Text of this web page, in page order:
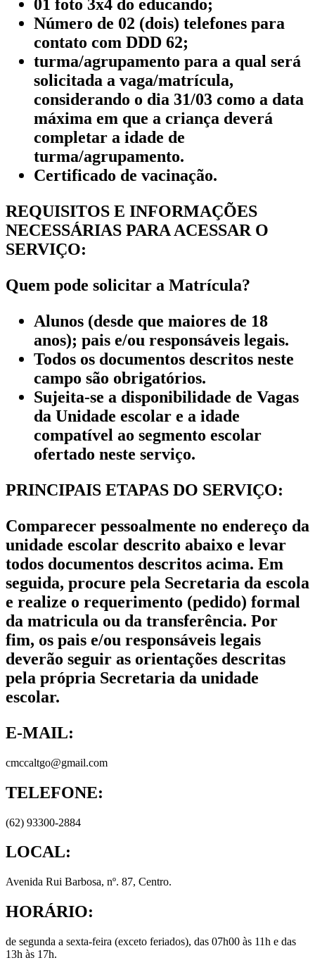
01 foto 3x4 do educando;
Número de 02 (dois) telefones para
contato com DDD 62;
turma/agrupamento para a qual será
solicitada a vaga/matrícula,
considerando o dia 31/03 como a data
máxima em que a criança deverá
completar a idade de
turma/agrupamento.
Certificado de vacinação.
REQUISITOS E INFORMAÇÕES
NECESSÁRIAS PARA ACESSAR O
SERVIÇO:
Quem pode solicitar a Matrícula?
Alunos (desde que maiores de 18
anos); pais e/ou responsáveis legais.
Todos os documentos descritos neste
campo são obrigatórios.
Sujeita-se a disponibilidade de Vagas
da Unidade escolar e a idade
compatível ao segmento escolar
ofertado neste serviço.
PRINCIPAIS ETAPAS DO SERVIÇO:
Comparecer pessoalmente no endereço da
unidade escolar descrito abaixo e levar
todos documentos descritos acima. Em
seguida, procure pela Secretaria da escola
e realize o requerimento (pedido) formal
da matricula ou da transferência. Por
fim, os pais e/ou responsáveis legais
deverão seguir as orientações descritas
pela própria Secretaria da unidade
escolar.
E-MAIL:
cmccaltgo@gmail.com
TELEFONE:
(62) 93300-2884
LOCAL:
Avenida Rui Barbosa, nº. 87, Centro.
HORÁRIO:
de segunda a sexta-feira (exceto feriados), das 07h00 às 11h e das
13h às 17h.